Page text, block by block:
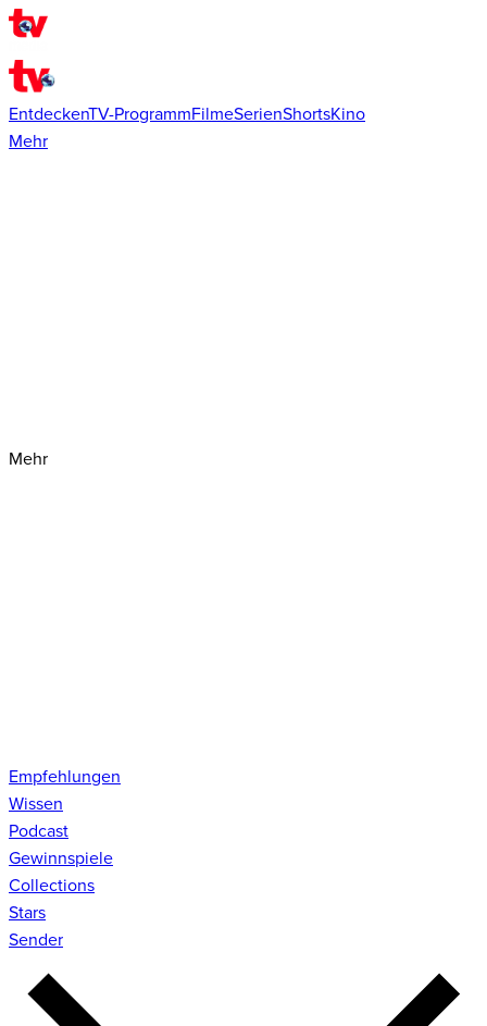
EntdeckenTV-ProgrammFilmeSerienShortsKino
Mehr
Mehr
Empfehlungen
Wissen
Podcast
Gewinnspiele
Collections
Stars
Sender